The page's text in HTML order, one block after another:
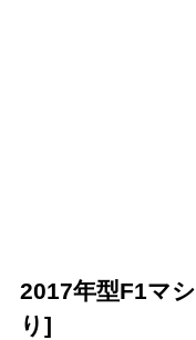
2017年型F1マ
り]